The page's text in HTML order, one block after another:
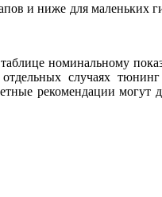
и ниже для маленьких
номинальному
случаях
рекомендации могут